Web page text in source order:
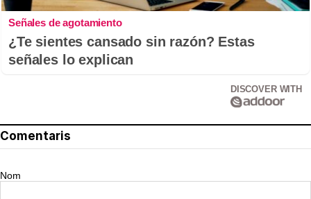
Señales de agotamiento
¿Te sientes cansado sin razón? Estas
señales lo explican
DISCOVER WITH
Comentaris
Nom